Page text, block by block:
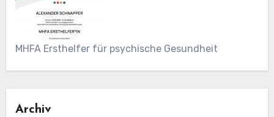
MHFA Ersthelfer für psychische Gesundheit
Archiv